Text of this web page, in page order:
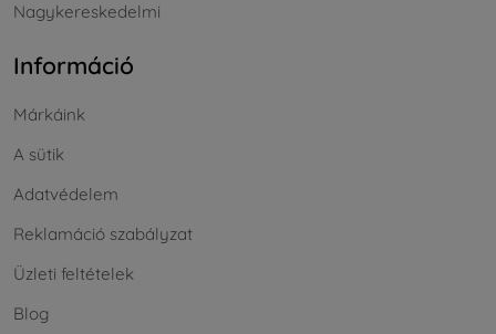
Nagykereskedelmi
Információ
Márkáink
A sütik
Adatvédelem
Reklamáció szabályzat
Üzleti feltételek
Blog